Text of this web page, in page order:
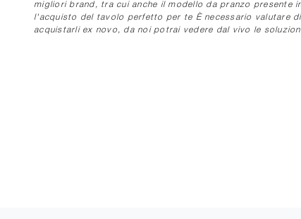
migliori brand, tra cui anche il modello da pranzo
l'acquisto del tavolo perfetto per te È necessario valutare
acquistarli ex novo, da noi potrai vedere dal vivo le